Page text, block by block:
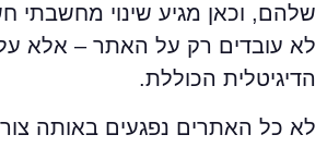
שלהם, וכאן מגיע שינוי מחשבתי
לא עובדים רק על האתר – אלא על
הדיגיטלית הכוללת.
לא כל האתרים נפגעים באותה